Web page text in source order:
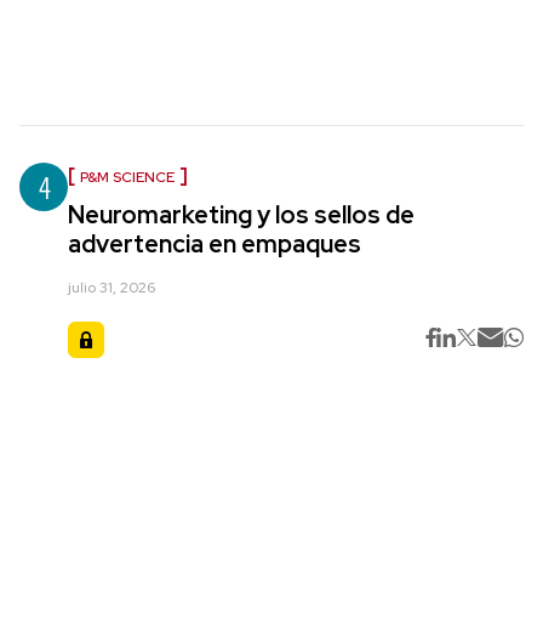
4 P&M SCIENCE
Neuromarketing y los sellos de
advertencia en empaques
julio 31, 2026